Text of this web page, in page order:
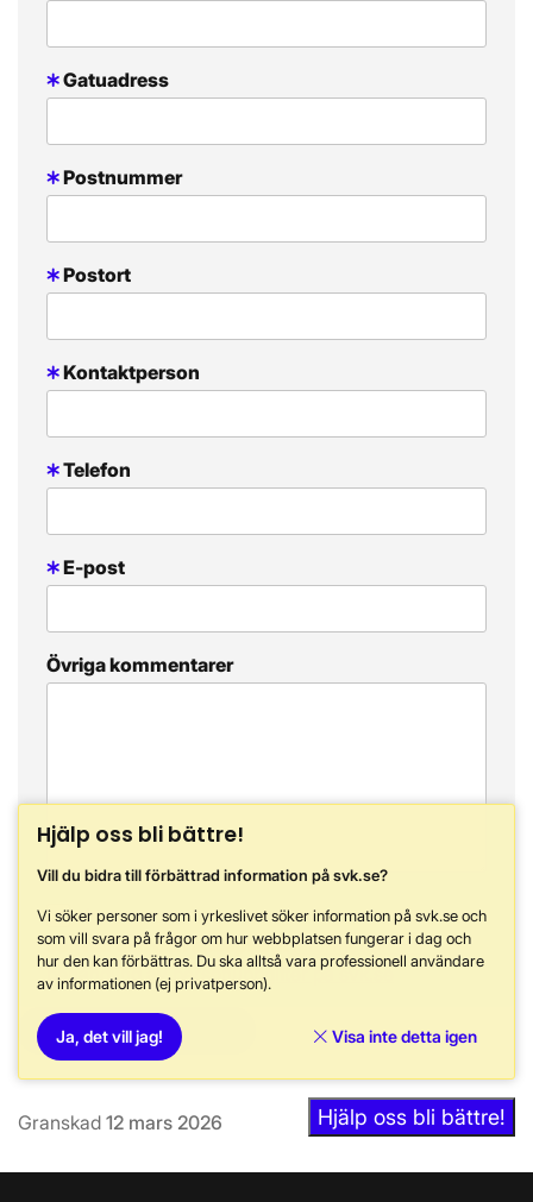
Gatuadress
Postnummer
Postort
Kontaktperson
Telefon
E-post
Övriga kommentarer
Jag har läst och accepteratInformation om
behandling av personuppgifter på svk.se
Skicka
Granskad 12 mars 2026
Hjälp oss bli bättre!
Vill du bidra till förbättrad information på svk.se?
Vi söker personer som i yrkeslivet söker information på svk.se och
som vill svara på frågor om hur webbplatsen fungerar i dag och
hur den kan förbättras. Du ska alltså vara professionell användare
av informationen (ej privatperson).
Ja, det vill jag! Visa inte detta igen
Hjälp oss bli bättre!